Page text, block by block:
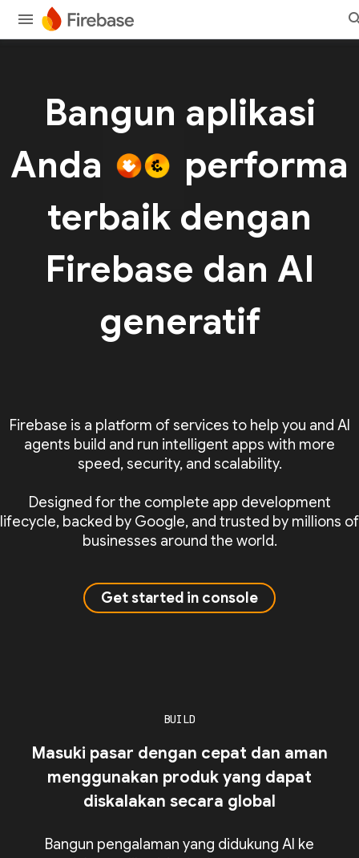
Bangun aplikasi
Anda
performa
terbaik dengan
Firebase dan AI
generatif
Firebase is a platform of services to help you and AI
agents build and run intelligent apps with more
speed, security, and scalability.
Designed for the complete app development
lifecycle, backed by Google, and trusted by millions of
businesses around the world.
Get started in console
BUILD
Masuki pasar dengan cepat dan aman
menggunakan produk yang dapat
diskalakan secara global
Bangun pengalaman yang didukung AI ke